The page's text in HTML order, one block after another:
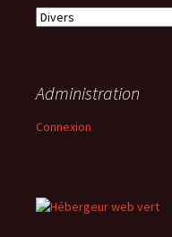
Catégories
Administration
Connexion